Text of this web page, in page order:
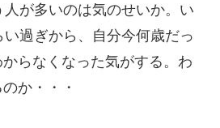
が多いのは気のせいか。い
過ぎから、自分今何歳だっ
らなくなった気がする。わ
か・・・